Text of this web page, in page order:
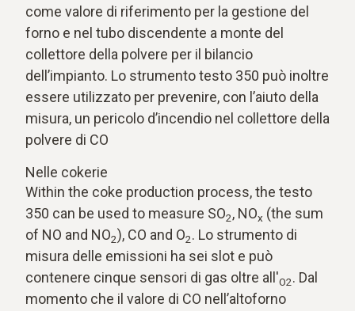
come valore di riferimento per la gestione del
forno e nel tubo discendente a monte del
collettore della polvere per il bilancio
dell’impianto. Lo strumento testo 350 può inoltre
essere utilizzato per prevenire, con l’aiuto della
misura, un pericolo d’incendio nel collettore della
polvere di CO
Nelle cokerie
Within the coke production process, the testo
350 can be used to measure SO2, NOx (the sum
of NO and NO2), CO and O2. Lo strumento di
misura delle emissioni ha sei slot e può
contenere cinque sensori di gas oltre all'O2. Dal
momento che il valore di CO nell’altoforno